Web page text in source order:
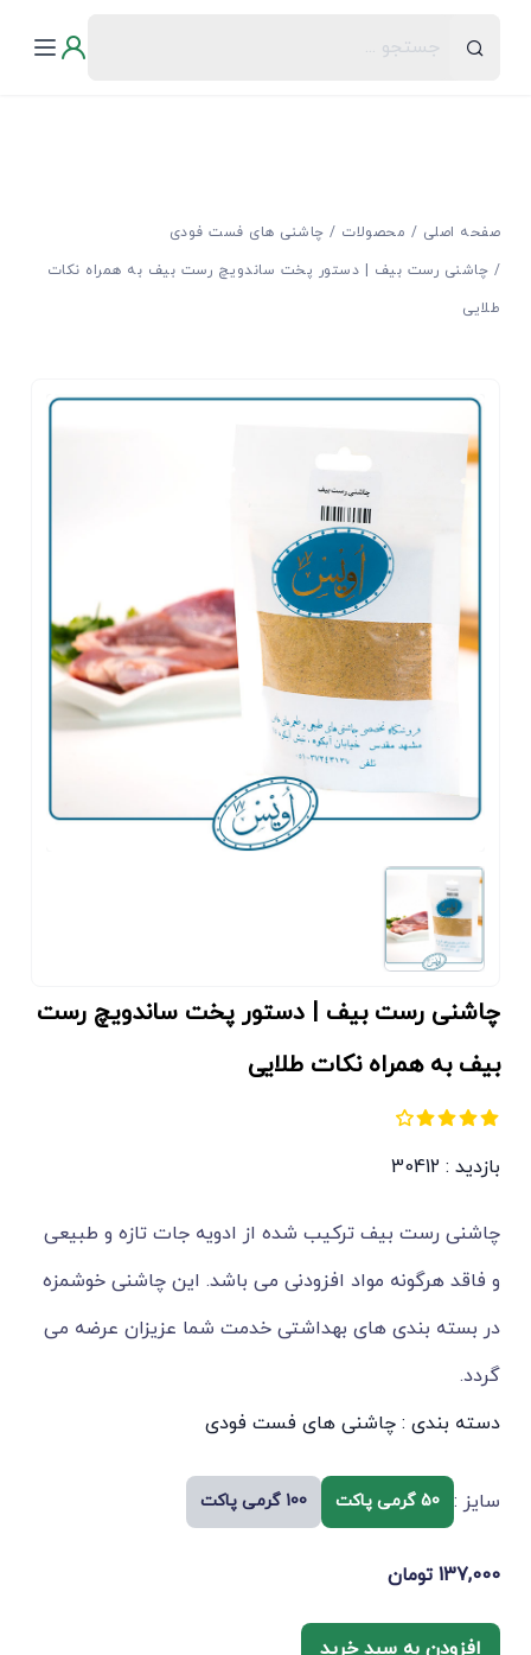
صفحه اصلی محصولات
چاشنی های فست فودی
چاشنی رست بیف | دستور پخت ساندویچ رست بیف به همراه نکات
طلایی
چاشنی رست بیف | دستور پخت ساندویچ رست
بیف به همراه نکات طلایی
بازدید : 30412
چاشنی رست بیف ترکیب شده از ادویه جات تازه و طبیعی
و فاقد هرگونه مواد افزودنی می باشد. این چاشنی خوشمزه
در بسته بندی های بهداشتی خدمت شما عزیزان عرضه می
گردد.
دسته بندی : چاشنی های فست فودی
سایز : 50 گرمی پاکت 100 گرمی پاکت
137,000 تومان
افزودن به سبد خرید